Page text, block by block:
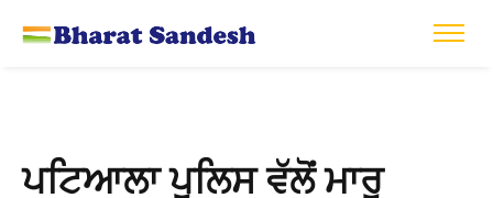
ਪਟਿਆਲਾ ਪੁਲਿਸ ਵੱਲੋਂ ਮਾਰੂ